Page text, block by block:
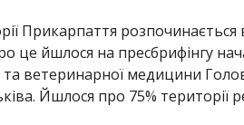
Прикарпаття розпочинається
це йшлося на пресбрифінгу
та ветеринарної медицини
Йшлося про 75% території